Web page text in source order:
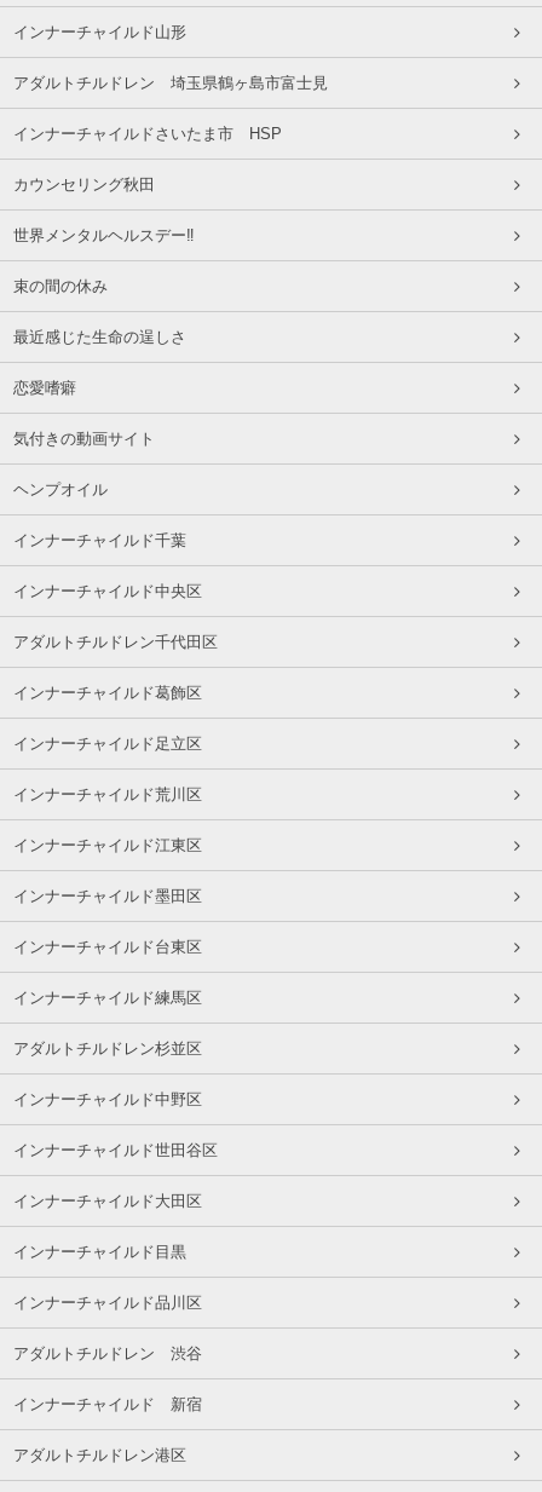
インナーチャイルド山形
アダルトチルドレン 埼玉県鶴ヶ島市富士見
インナーチャイルドさいたま市 HSP
カウンセリング秋田
世界メンタルヘルスデー‼️
束の間の休み
最近感じた生命の逞しさ
恋愛嗜癖
気付きの動画サイト
ヘンプオイル
インナーチャイルド千葉
インナーチャイルド中央区
アダルトチルドレン千代田区
インナーチャイルド葛飾区
インナーチャイルド足立区
インナーチャイルド荒川区
インナーチャイルド江東区
インナーチャイルド墨田区
インナーチャイルド台東区
インナーチャイルド練馬区
アダルトチルドレン杉並区
インナーチャイルド中野区
インナーチャイルド世田谷区
インナーチャイルド大田区
インナーチャイルド目黒
インナーチャイルド品川区
アダルトチルドレン 渋谷
インナーチャイルド 新宿
アダルトチルドレン港区